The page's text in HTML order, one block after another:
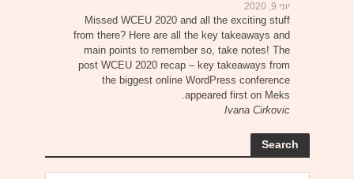
יוני 9, 2020
Missed WCEU 2020 and all the exciting stuff
from there? Here are all the key takeaways and
main points to remember so, take notes! The
post WCEU 2020 recap – key takeaways from
the biggest online WordPress conference
appeared first on Meks.
Ivana Cirkovic
Search